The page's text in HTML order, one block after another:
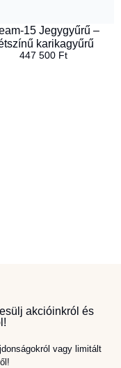
15 Jegygyűrű –
karikagyűrű
447 500 Ft
akcióinkról és
vagy limitált